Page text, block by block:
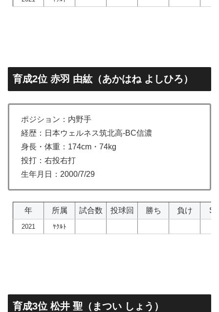
育成2位 赤羽 由紘（あかはね よしひろ）
ポジション：内野手
経歴：日本ウェルネス筑北高-BC信濃
身長・体重：174cm・74kg
投打：右投右打
生年月日：2000/7/29
年 所属 試合数 投球回 勝ち 負け S
2021 ﾔｸﾙﾄ
育成3位 松井 聖（まつい しょう）